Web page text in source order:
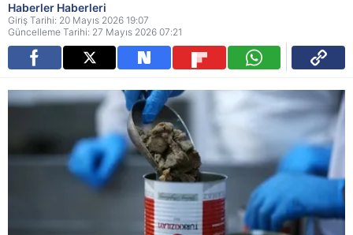
Haberler Haberleri
Giriş Tarihi: 20 Mayıs 2026 19:07
Güncelleme Tarihi: 27 Mayıs 2026 07:21